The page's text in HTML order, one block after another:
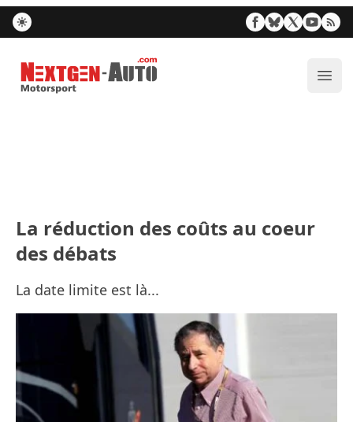
Nextgen-Auto.com
La réduction des coûts au coeur
des débats
La date limite est là...